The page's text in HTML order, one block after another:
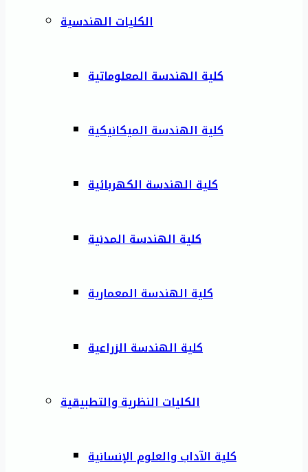
الكليات الهندسية
كلية الهندسة المعلوماتية
كلية الهندسة الميكانيكية
كلية الهندسة الكهربائية
كلية الهندسة المدنية
كلية الهندسة المعمارية
كلية الهندسة الزراعية
الكليات النظرية والتطبيقية
كلية الآداب والعلوم الإنسانية